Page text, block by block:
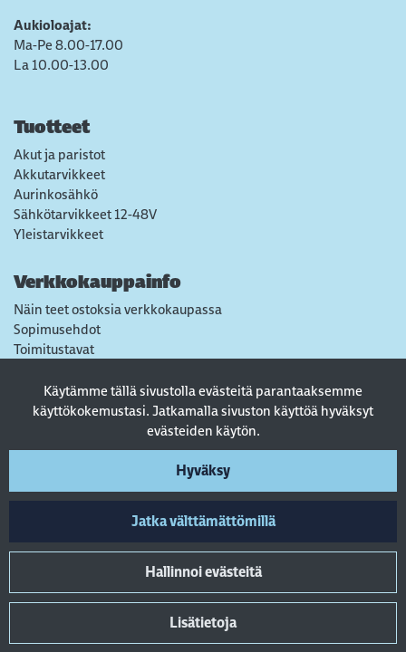
Käytämme tällä sivustolla evästeitä parantaaksemme
käyttökokemustasi. Jatkamalla sivuston käyttöä hyväksyt
evästeiden käytön.
Hyväksy
Jatka välttämättömillä
Hallinnoi evästeitä
Lisätietoja
Aukioloajat:
Ma-Pe 8.00-17.00
La 10.00-13.00
Tuotteet
Akut ja paristot
Akkutarvikkeet
Aurinkosähkö
Sähkötarvikkeet 12-48V
Yleistarvikkeet
Verkkokauppainfo
Näin teet ostoksia verkkokaupassa
Sopimusehdot
Toimitustavat
Tietosuojaseloste
Usein kysytyt kysymykset
Seuraa sosiaalisessa mediassa